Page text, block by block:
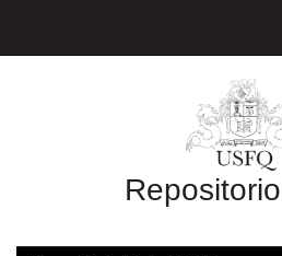
Repositorio